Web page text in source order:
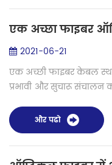
2021-06-21
एक अच्छी फाइबर केबल
प्रभावी और सुचारू संचालन
जिससे अंतहीन निराशा को ...
और पढो